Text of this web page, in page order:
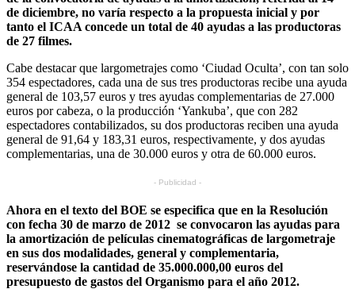
de diciembre, no varía respecto a la propuesta inicial y por
tanto el ICAA concede un total de 40 ayudas a las productoras
de 27 filmes.
Cabe destacar que largometrajes como ‘Ciudad Oculta’, con tan solo
354 espectadores, cada una de sus tres productoras recibe una ayuda
general de 103,57 euros y tres ayudas complementarias de 27.000
euros por cabeza, o la producción ‘Yankuba’, que con 282
espectadores contabilizados, su dos productoras reciben una ayuda
general de 91,64 y 183,31 euros, respectivamente, y dos ayudas
complementarias, una de 30.000 euros y otra de 60.000 euros.
- Publicidad -
Ahora en el texto del BOE se especifica que en la Resolución
con fecha 30 de marzo de 2012 se convocaron las ayudas para
la amortización de películas cinematográficas de largometraje
en sus dos modalidades, general y complementaria,
reservándose la cantidad de 35.000.000,00 euros del
presupuesto de gastos del Organismo para el año 2012.